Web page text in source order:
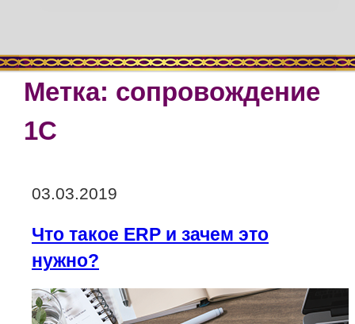
Метка: сопровождение
1С
Опубликовано
03.03.2019
Что такое ERP и зачем это
нужно?